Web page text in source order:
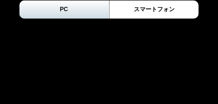
PC スマートフォン